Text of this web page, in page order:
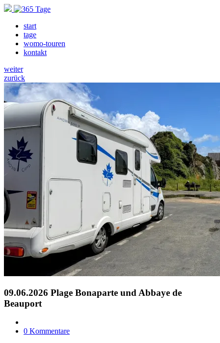
start
tage
womo-touren
kontakt
weiter
zurück
09.06.2026 Plage Bonaparte und Abbaye de
Beauport
0 Kommentare